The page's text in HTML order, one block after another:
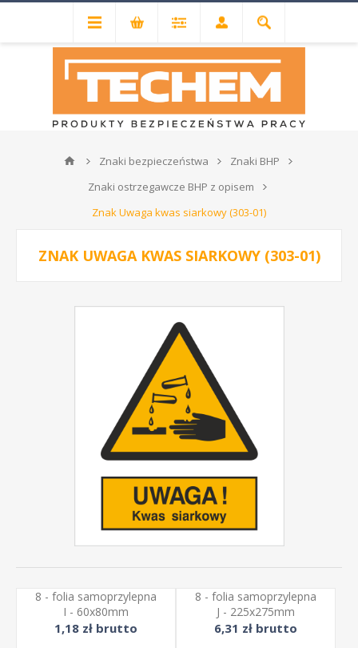
Znaki bezpieczeństwa
Znaki BHP
Znaki ostrzegawcze BHP z opisem
Znak Uwaga kwas siarkowy (303-01)
ZNAK UWAGA KWAS SIARKOWY (303-01)
8 - folia samoprzylepna
I - 60x80mm
1,18 zł brutto
8 - folia samoprzylepna
J - 225x275mm
6,31 zł brutto